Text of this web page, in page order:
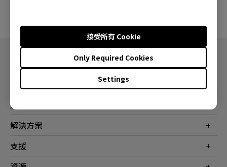
Settings
Only Required Cookies
接受所有 Cookie
產品
投影機
燈具
解決方案
商業
支援
聯絡我們